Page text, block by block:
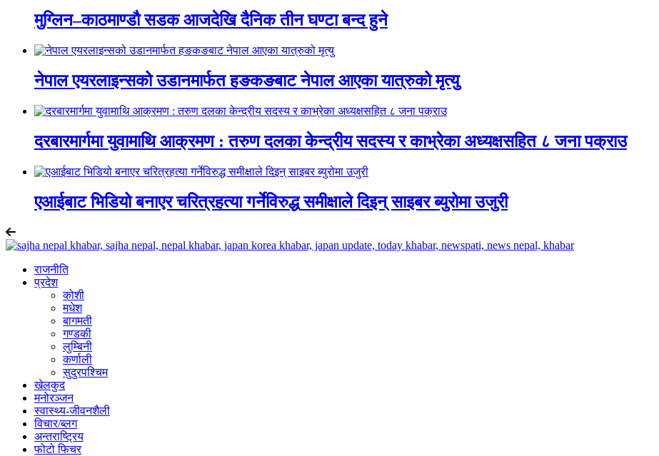
मुग्लिन–काठमाण्डौ सडक आजदेखि दैनिक तीन घण्टा बन्द हुने
नेपाल एयरलाइन्सको उडानमार्फत हङकङबाट नेपाल आएका यात्रुको मृत्यु
दरबारमार्गमा युवामाथि आक्रमण : तरुण दलका केन्द्रीय सदस्य र काभ्रेका अध्यक्षसहित ८ जना पक्राउ
एआईबाट भिडियो बनाएर चरित्रहत्या गर्नेविरुद्ध समीक्षाले दिइन् साइबर ब्युरोमा उजुरी
राजनीति
प्रदेश
कोशी
मधेश
बागमती
गण्डकी
लुम्बिनी
कर्णाली
सुदुरपश्चिम
खेलकुद
मनोरञ्जन
स्वास्थ्य-जीवनशैली
विचार/ब्लग
अन्तराष्ट्रिय
फोटो फिचर